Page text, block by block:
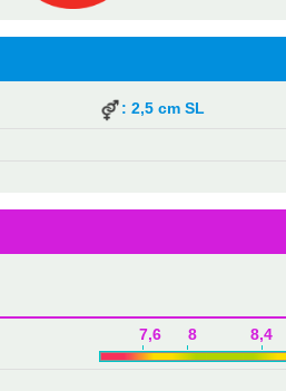
: 2,5 cm SL
7,6 8 8,4